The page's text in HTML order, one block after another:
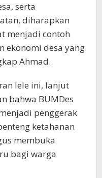
serta
diharapkan
menjadi contoh
ekonomi desa yang
Ahmad.
lele ini, lanjut
bahwa BUMDes
penggerak
ketahanan
membuka
bagi warga